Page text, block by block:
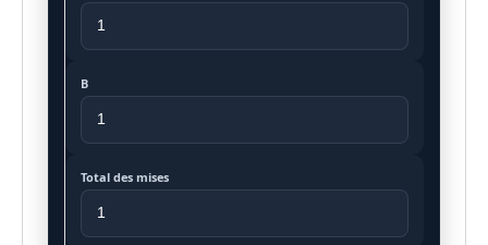
B
Total des mises